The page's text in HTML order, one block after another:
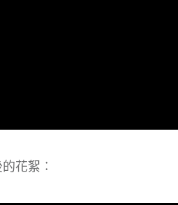
花絮：